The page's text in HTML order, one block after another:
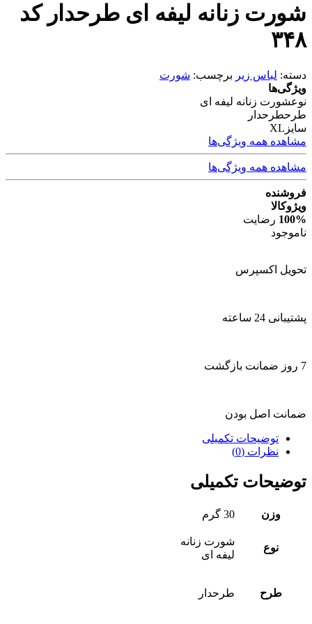
شورت زنانه لیفه ای طرحدار کد
۳۴۸
دسته: لباس زیر برچسب: شورت
ویژگی‌ها
نوعشورت زنانه لیفه ای
طرحطرحدار
سایز XL
مشاهده همه ویژگی‌ها
مشاهده همه ویژگی‌ها
فروشنده
ویژوکالا
100% رضایت
ناموجود
تحویل اکسپرس
پشتیبانی 24 ساعته
7 روز ضمانت بازگشت
ضمانت اصل بودن
توضیحات تکمیلی
نظرات (0)
توضیحات تکمیلی
وزن 30 گرم
نوع
شورت زنانه
لیفه ای
طرح طرحدار